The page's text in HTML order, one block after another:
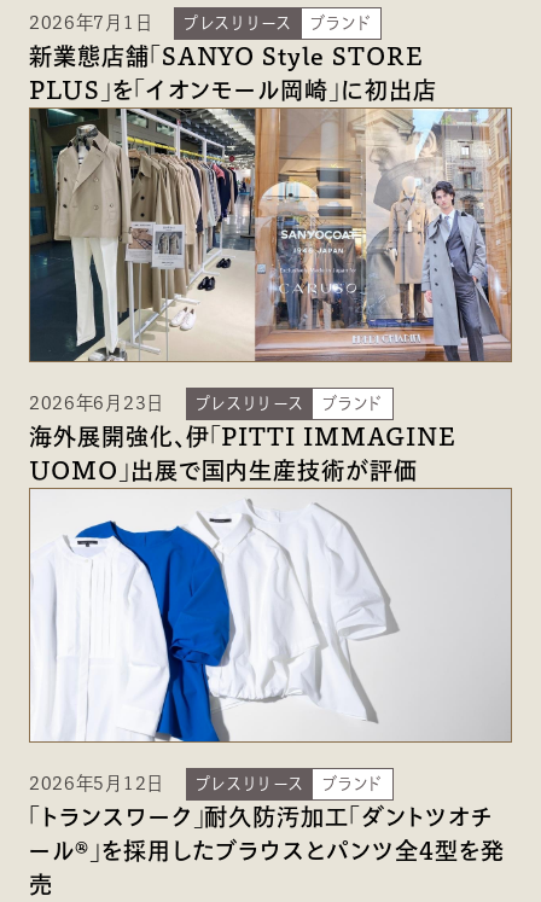
2026年7月1日 プレスリリース ブランド
新業態店舗「SANYO Style STORE
PLUS」を「イオンモール岡崎」に初出店
2026年6月23日 プレスリリース ブランド
海外展開強化、伊「PITTI IMMAGINE
UOMO」出展で国内生産技術が評価
2026年5月12日 プレスリリース ブランド
「トランスワーク」耐久防汚加工「ダントツオチ
ール®」を採用したブラウスとパンツ全4型を発
売